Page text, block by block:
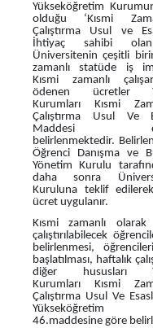
Yükseköğretim
olduğu ‘Kısmi
Çalıştırma Usul ve
İhtiyaç sahibi olan
Üniversitenin çeşitli
zamanlı statüde iş
Kısmi zamanlı
ödenen ücretler
Kurumları Kısmi
Çalıştırma Usul Ve
Maddesi
belirlenmektedir.
Öğrenci Danışma ve
Yönetim Kurulu
daha sonra
Kuruluna teklif
ücret uygulanır.
Kısmi zamanlı
çalıştırılabilecek
belirlenmesi,
başlatılması, haftalık
diğer hususları
Kurumları Kısmi
Çalıştırma Usul Ve
Yükseköğretim
46.maddesine göre